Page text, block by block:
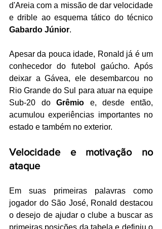
d'Areia com a missão de dar velocidade
Gabardo Júnior.
Apesar da pouca idade, Ronald já é um
conhecedor do futebol gaúcho. Após
deixar a Gávea, ele desembarcou no
Rio Grande do Sul para atuar na equipe
Sub-20 do Grêmio e, desde então,
acumulou experiências importantes no
estado e também no exterior.
Velocidade e motivação no
ataque
Em suas primeiras palavras como
jogador do São José, Ronald destacou
o desejo de ajudar o clube a buscar as
primeiras posições da tabela e definiu o